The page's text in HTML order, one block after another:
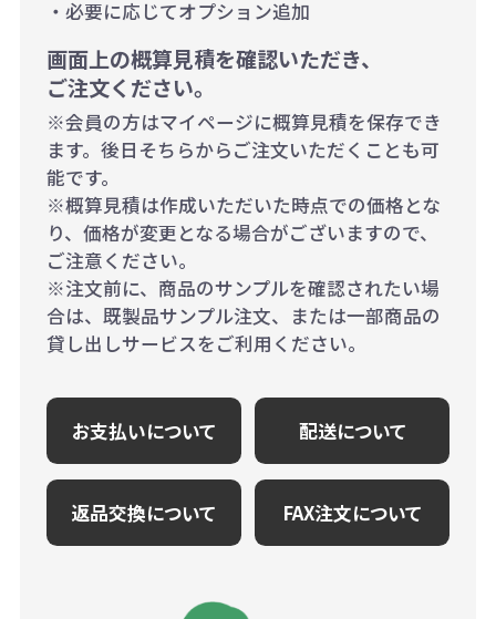
・必要に応じてオプション追加
画面上の概算見積を確認いただき、
ご注文ください。
※会員の方はマイページに概算見積を保存でき
ます。後日そちらからご注文いただくことも可
能です。
※概算見積は作成いただいた時点での価格とな
り、価格が変更となる場合がございますので、
ご注意ください。
※注文前に、商品のサンプルを確認されたい場
合は、既製品サンプル注文、または一部商品の
貸し出しサービスをご利用ください。
お支払いについて 配送について
返品交換について FAX注文について